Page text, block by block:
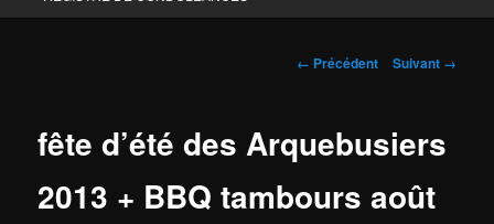
Navigation
← Précédent Suivant →
fête d’été des Arquebusiers
2013 + BBQ tambours août